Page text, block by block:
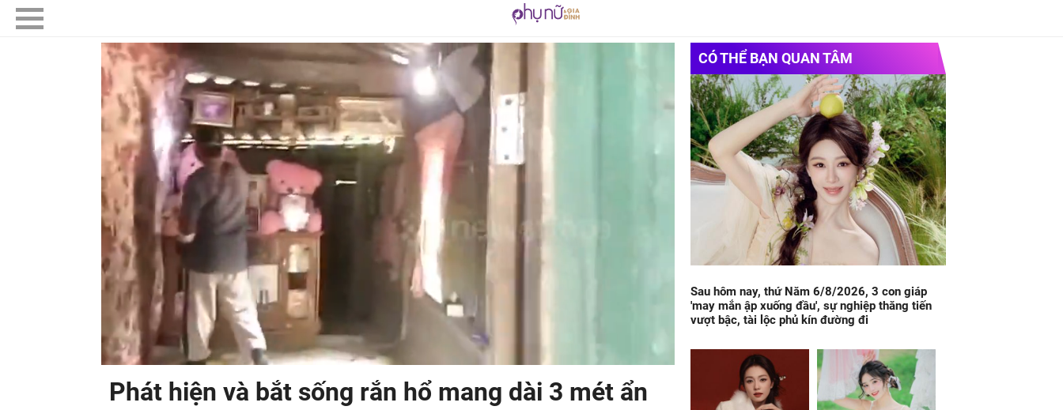
Phát hiện và bắt sống rắn hổ mang dài 3 mét ẩn
CÓ THỂ BẠN QUAN TÂM
Sau hôm nay, thứ Năm 6/8/2026, 3 con giáp
'may mắn ập xuống đầu', sự nghiệp thăng tiến
vượt bậc, tài lộc phủ kín đường đi